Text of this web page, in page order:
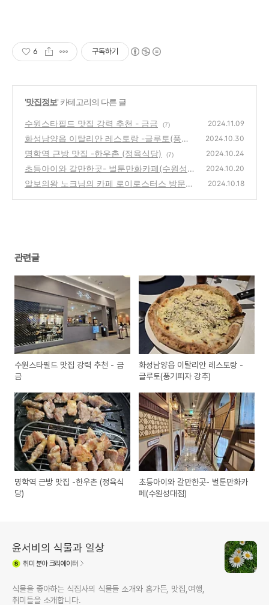
6 구독하기
'맛집정보' 카테고리의 다른 글
수원스타필드 맛집 강력 추천 - 금금 (7) 2024.11.09
화성남양읍 이탈리안 레스토랑 -글루토(풍기
피자 강추)
(6)
2024.10.30
명학역 근방 맛집 -한우촌 (정육식당) (7) 2024.10.24
초등아이와 갈만한곳- 벌툰만화카페(수원성대
점)
(7)
2024.10.20
알보의왕 노크님의 카페 로이로스터스 방문후
2024.10.18
관련글
수원스타필드 맛집 강력 추천 - 금
금
화성남양읍 이탈리안 레스토랑 -
글루토(풍기피자 강추)
명학역 근방 맛집 -한우촌 (정육식
당)
초등아이와 갈만한곳- 벌툰만화카
페(수원성대점)
윤서비의 식물과 일상
취미 분야 크리에이터
식물을 좋아하는 식집사의 식물들 소개와 홈가든, 맛집,여행,
취미들을 소개합니다.